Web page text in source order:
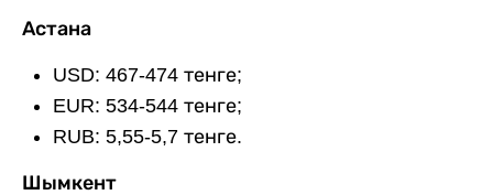
Астана
USD: 467-474 тенге;
EUR: 534-544 тенге;
RUB: 5,55-5,7 тенге.
Шымкент